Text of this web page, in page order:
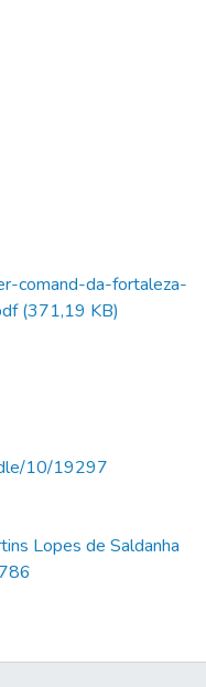
comand-da-fortaleza-
(371,19 KB)
10/19297
Lopes de Saldanha